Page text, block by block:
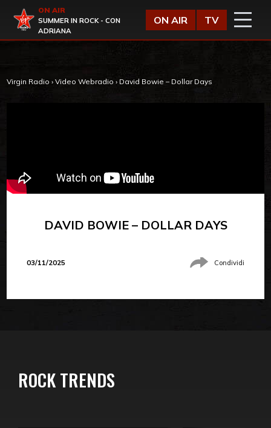
Virgin Radio
ON AIR
SUMMER IN ROCK - CON
ADRIANA
ON AIR TV
Virgin Radio › Video Webradio › David Bowie – Dollar Days
DAVID BOWIE – DOLLAR DAYS
03/11/2025 Condividi
ROCK TRENDS